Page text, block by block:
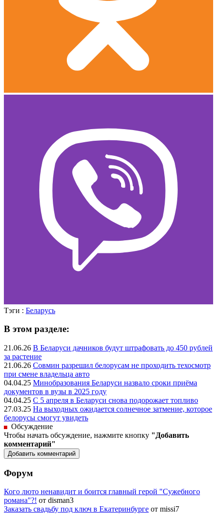
Тэги : Беларусь
В этом разделе:
21.06.26 В Беларуси дачников будут штрафовать до 450 рублей
за растение
21.06.26 Совмин разрешил белорусам не проходить техосмотр
при смене владельца авто
04.04.25 Минобразования Беларуси назвало сроки приёма
документов в вузы в 2025 году
04.04.25 С 5 апреля в Беларуси снова подорожает топливо
27.03.25 На выходных ожидается солнечное затмение, которое
белорусы смогут увидеть
Обсуждение
Чтобы начать обсуждение, нажмите кнопку "Добавить
комментарий"
Форум
Кого люто ненавидит и боится главный герой "Сужебного
романа"?! от disman3
Заказать свадьбу под ключ в Екатеринбурге от missi7